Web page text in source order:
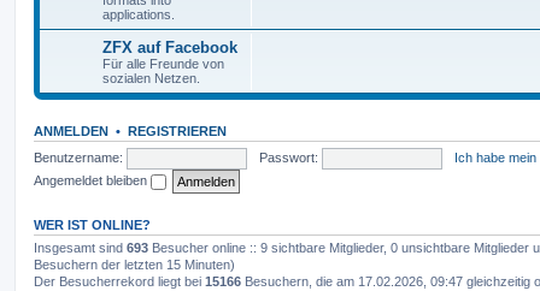
applications.
ZFX auf Facebook
Für alle Freunde von
sozialen Netzen.
ANMELDEN • REGISTRIEREN
Benutzername:
Passwort:
Ich habe
Angemeldet bleiben
WER IST ONLINE?
Insgesamt sind 693 Besucher online :: 9 sichtbare Mitglieder, 0 unsichtbare Mitglieder
Besuchern der letzten 15 Minuten)
Der Besucherrekord liegt bei 15166 Besuchern, die am 17.02.2026, 09:47 gleichzeitig